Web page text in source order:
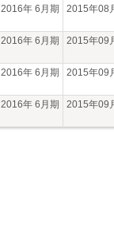
2016年 6月期 2015年08
2016年 6月期 2015年09
2016年 6月期 2015年09
2016年 6月期 2015年09